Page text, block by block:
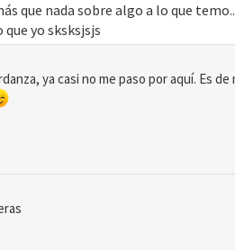
que nada sobre algo a lo que
yo sksksjsjs
ya casi no me paso por aquí. Es